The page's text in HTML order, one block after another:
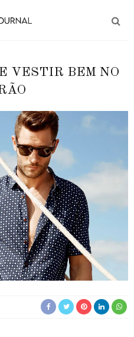
VESTIR BEM NO